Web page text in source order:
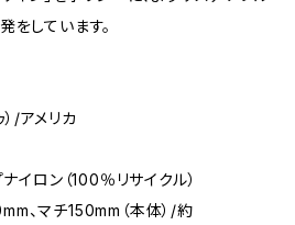
しています。
）/アメリカ
イロン（100％リサイクル）
、マチ150mm（本体）/約